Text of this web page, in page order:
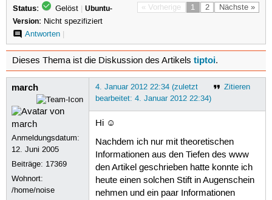
« Vorherige 1 2 Nächste »
Status: Gelöst | Ubuntu-
Version: Nicht spezifiziert
Antworten|
Dieses Thema ist die Diskussion des Artikels tiptoi.
march
Anmeldungsdatum:
12. Juni 2005
Beiträge: 17369
Wohnort:
/home/noise
Zitieren
4. Januar 2012 22:34 (zuletzt
bearbeitet: 4. Januar 2012 22:34)
Hi ☺
Nachdem ich nur mit theoretischen
Informationen aus den Tiefen des www
den Artikel geschrieben hatte konnte ich
heute einen solchen Stift in Augenschein
nehmen und ein paar Informationen